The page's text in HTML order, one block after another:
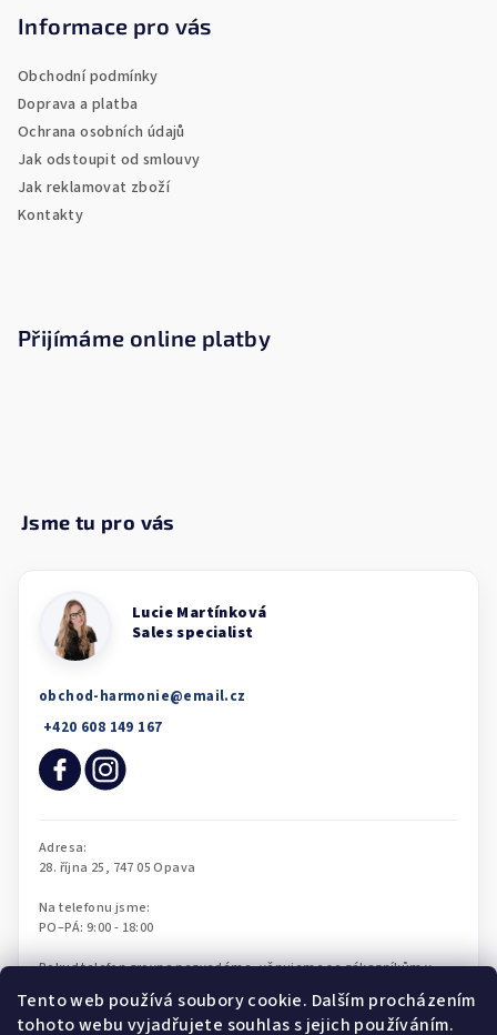
Tento web používá soubory cookie. Dalším procházením
tohoto webu vyjadřujete souhlas s jejich používáním.
Informace pro vás
Obchodní podmínky
Doprava a platba
Ochrana osobních údajů
Jak odstoupit od smlouvy
Jak reklamovat zboží
Kontakty
Přijímáme online platby
obchod-harmonie@email.cz